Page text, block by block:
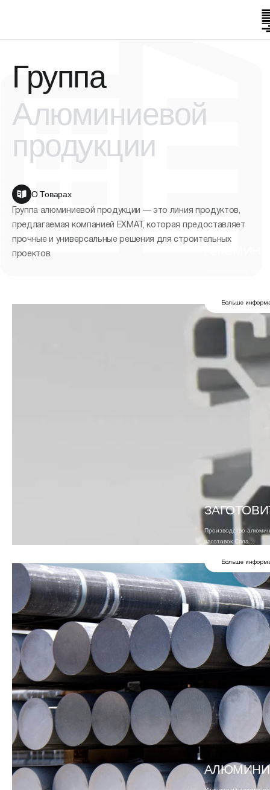
Группа
Алюминиевой
продукции
О Товарах
Группа алюминиевой продукции — это линия продуктов,
предлагаемая компанией EXMAT, которая предоставляет
прочные и универсальные решения для строительных
проектов.
Больше
Производство
заготовок Спла...
Больше